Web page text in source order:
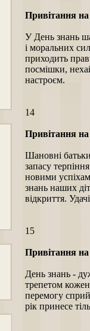
Привітання на
У День знань
і моральних
приходить
посмішки,
настроєм.
14
Привітання на
Шановні
запасу
новими
знань наших
відкриття.
15
Привітання на
День знань -
трепетом
перемогу
рік принесе